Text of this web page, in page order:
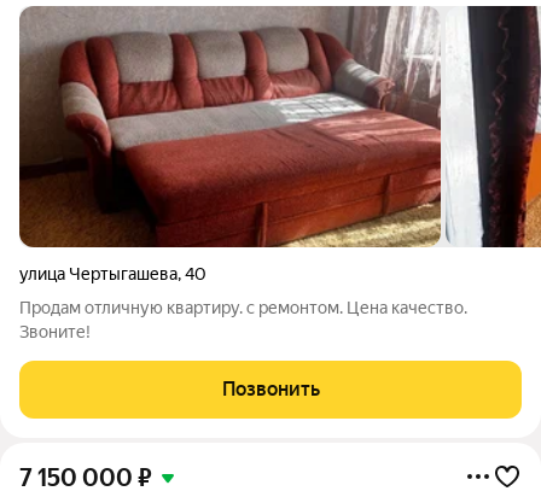
улица Чертыгашева,40
Продам отличную квартиру. с ремонтом. Цена качество.
Звоните!
Позвонить
7 150 000 ₽